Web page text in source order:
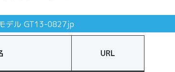
デル GT13-0827jp
URL